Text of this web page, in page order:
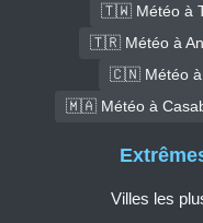
🇹🇼 Météo à
🇹🇷 Météo à
🇨🇳 Météo à
🇲🇦 Météo à
Villes les